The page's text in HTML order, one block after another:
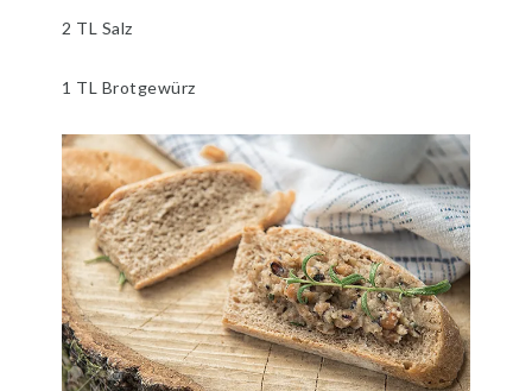
2 TL Salz
1 TL Brotgewürz